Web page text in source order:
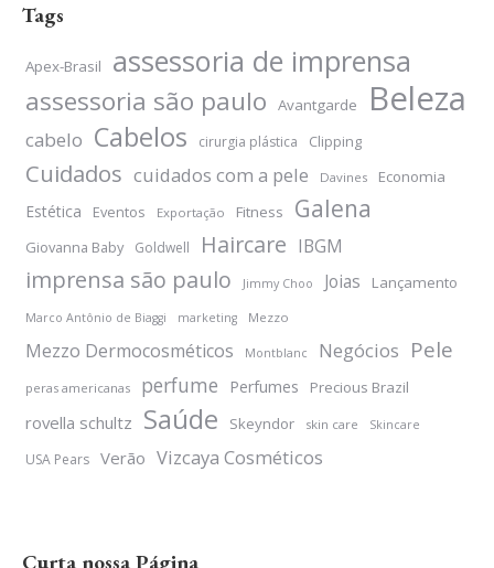
Tags
Apex-Brasil assessoria de imprensa
assessoria são paulo Avantgarde Beleza
cabelo Cabelos cirurgia plástica Clipping
Cuidados cuidados com a pele Davines Economia
Estética Eventos Exportação Fitness Galena
Giovanna Baby Goldwell Haircare IBGM
imprensa são paulo Jimmy Choo Joias Lançamento
Marco Antônio de Biaggi marketing Mezzo
Mezzo Dermocosméticos Montblanc Negócios Pele
peras americanas perfume Perfumes Precious Brazil
rovella schultz Saúde Skeyndor skin care Skincare
USA Pears Verão Vizcaya Cosméticos
Curta nossa Página